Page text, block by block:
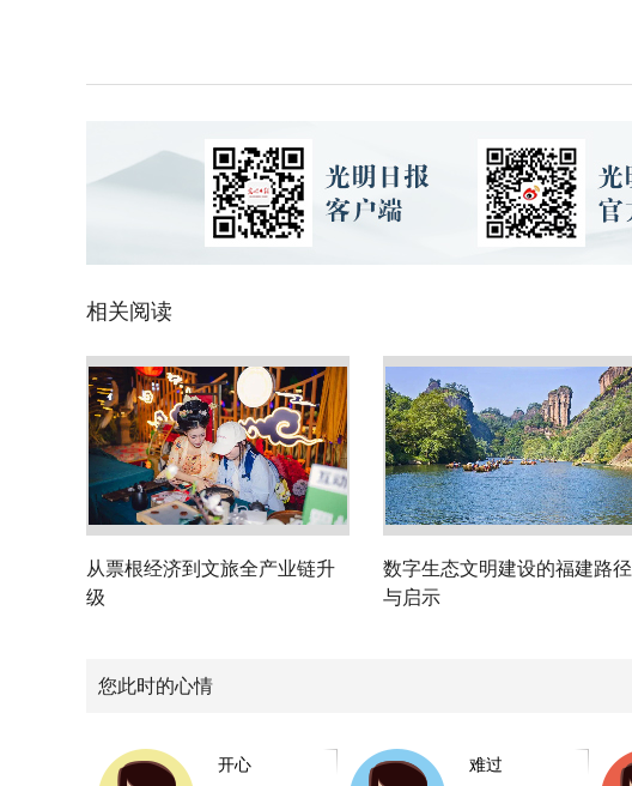
相关阅读
从票根经济到文旅全产业链升
级
数字生态文明建设的福建路径
与启示
您此时的心情
开心 难过